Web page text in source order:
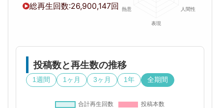
総再生回数:26,900,147回
投稿数と再生数の推移
1週間 1ヶ月 3ヶ月 1年 全期間